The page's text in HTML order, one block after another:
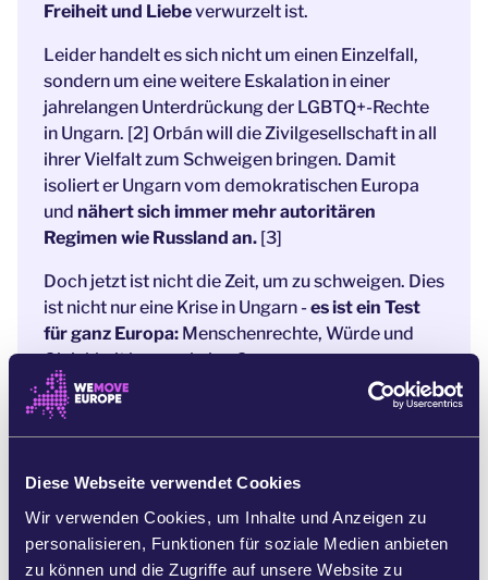
Diese Webseite verwendet Cookies
Wir verwenden Cookies, um Inhalte und Anzeigen zu
personalisieren, Funktionen für soziale Medien anbieten
zu können und die Zugriffe auf unsere Website zu
Freiheit und Liebeverwurzelt ist.
Leider handelt es sich nicht um einen Einzelfall,
sondern um eine weitere Eskalation in einer
jahrelangen Unterdrückung der LGBTQ+-Rechte
in Ungarn. [2] Orbán will die Zivilgesellschaft in all
ihrer Vielfalt zum Schweigen bringen. Damit
isoliert er Ungarn vom demokratischen Europa
und nähert sich immer mehr autoritären
Regimen wie Russland an. [3]
Doch jetzt ist nicht die Zeit, um zu schweigen. Dies
ist nicht nur eine Krise in Ungarn -es ist ein Test
für ganz Europa: Menschenrechte, Würde und
Gleichheit kennen keine Grenzen.
Mehr als 20 Mitgliedstaaten haben die
verhängen, damit er sein Verbot rückgängig
macht,
und mehr als 60 Mitglieder des
Europäischen Parlaments haben gefordert, dass
die EU ihre Unterstützung für Ungarns Pride